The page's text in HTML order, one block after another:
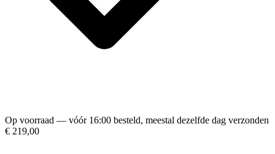
Op voorraad — vóór 16:00 besteld, meestal dezelfde dag verzonden
€ 219,00